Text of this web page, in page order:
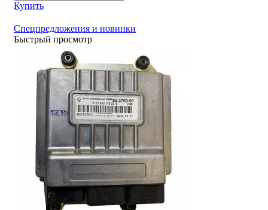
Купить
Спецпредложения и новинки
Быстрый просмотр